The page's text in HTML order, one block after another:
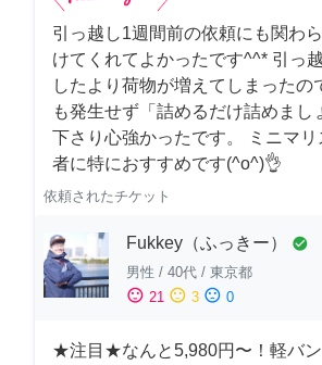
引っ越し1週間前の依頼にも関わ
けてくれてよかったです^^* 引っ
したより荷物が増えてしまったの
も発生せず「詰めるだけ詰めまし
下さり心強かったです。 ミニマ
者に特におすすめです(^o^)👌
依頼されたチケット
Fukkey（ふっきー） check_circle
男性 / 40代 / 東京都
sentiment_satisfied 21 sentiment_neutral 3 sentiment_dissatisfied 0
★注目★なんと5,980円〜！軽バ